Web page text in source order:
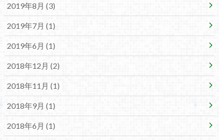
2019年8月 (3)
2019年7月 (1)
2019年6月 (1)
2018年12月 (2)
2018年11月 (1)
2018年9月 (1)
2018年6月 (1)